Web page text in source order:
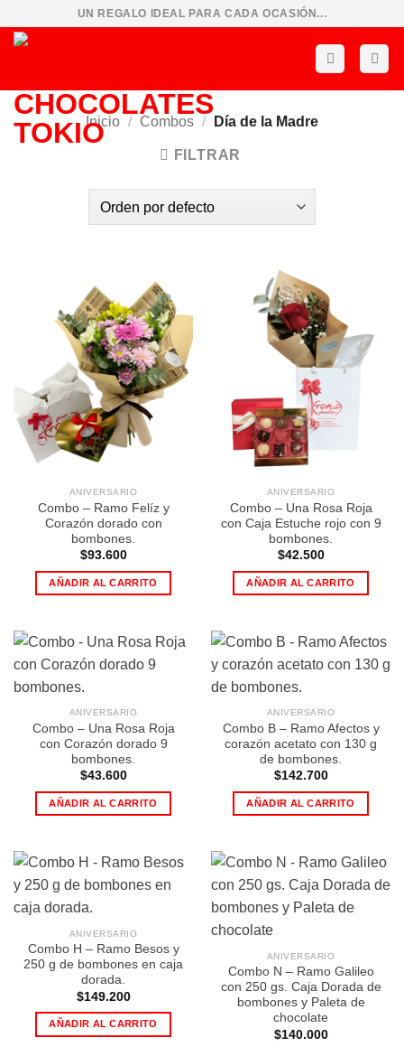
UN REGALO IDEAL PARA CADA OCASIÓN...
Inicio / Combos / Día de la Madre
FILTRAR
ANIVERSARIO
Combo – Ramo Felíz y
Corazón dorado con
bombones.
$93.600
AÑADIR AL CARRITO
ANIVERSARIO
Combo – Una Rosa Roja
con Caja Estuche rojo con 9
bombones.
$42.500
AÑADIR AL CARRITO
ANIVERSARIO
Combo – Una Rosa Roja
con Corazón dorado 9
bombones.
$43.600
AÑADIR AL CARRITO
ANIVERSARIO
Combo B – Ramo Afectos y
corazón acetato con 130 g
de bombones.
$142.700
AÑADIR AL CARRITO
ANIVERSARIO
Combo H – Ramo Besos y
250 g de bombones en caja
dorada.
$149.200
AÑADIR AL CARRITO
ANIVERSARIO
Combo N – Ramo Galileo
con 250 gs. Caja Dorada de
bombones y Paleta de
chocolate
$140.000